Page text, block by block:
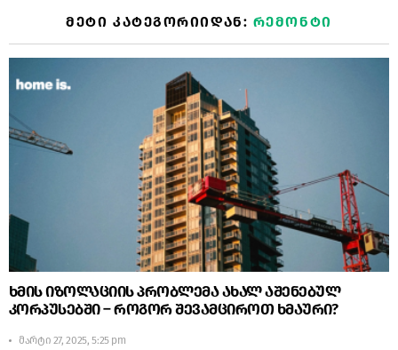
ᲛᲔᲢᲘ ᲙᲐᲢᲔᲒᲝᲠᲘᲘᲓᲐᲜ: ᲠᲔᲛᲝᲜᲢᲘ
ხმის იზოლაციის პრობლემა ახალ აშენებულ
კორპუსებში – როგორ შევამციროთ ხმაური?
მარტი 27, 2025, 5:25 pm